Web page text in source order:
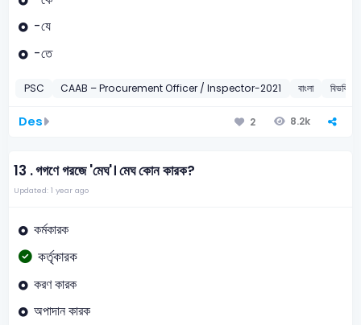
-যে
-তে
PSC CAAB – Procurement Officer / Inspector-2021 বাংলা বিভক্তি
Des 2 8.2k
13 .গগণে গরজে 'মেঘ'। মেঘ কোন কারক?
Updated: 1 year ago
কর্মকারক
কর্তৃকারক
করণ কারক
অপাদান কারক